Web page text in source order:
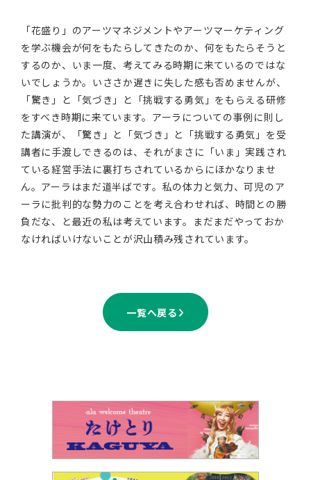
「花盛り」のアーツマネジメントやアーツマーケティング
を学ぶ機会が何をもたらしてきたのか、何をもたらそうと
するのか、いま一度、考えてみる時期に来ているのではな
いでしょうか。いささか遅きに失した感も否めませんが、
「驚き」と「気づき」と「挑戦する勇気」をもらえる研修
をすべき時期に来ています。アーラについての事例に則し
た講演が、「驚き」と「気づき」と「挑戦する勇気」を受
講者に手渡しできるのは、それがまさに「いま」実践され
ている経営手法に裏打ちされているからにほかなりませ
ん。アーラはまだ道半ばです。私の体力と気力、可児のア
ーラに批判的な勢力のことを考え合わせれば、時間との勝
負だな、と最近の私は考えています。まだまだやっておか
なければいけないことが沢山積み残されています。
一覧へ戻る